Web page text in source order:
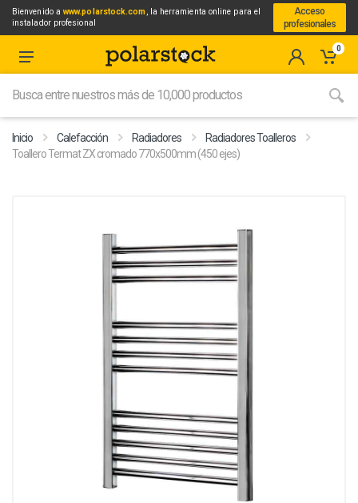
Bienvenido awww.polarstock.com, la herramienta online para el
instalador profesional
Acceso
profesionales
0
Inicio Calefacción Radiadores
Radiadores Toalleros
Toallero Termat ZX cromado 770x500mm (450 ejes)